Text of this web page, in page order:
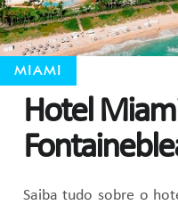
MIAMI
Hotel
Saiba tudo sobre o